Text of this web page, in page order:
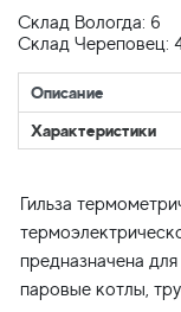
Склад Вологда: 6
Склад Череповец:
Описание
Характеристики
Гильза
предназначена